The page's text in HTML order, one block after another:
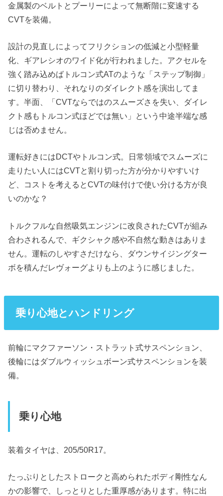
金属製のベルトとプーリーによって無断階に変速する
CVTを装備。
設計の見直しによってフリクションの低減と小型軽量
化、ギアレシオのワイド化が行われました。アクセルを
強く踏み込めばトルコン式ATのような「ステップ制御」
に切り替わり、それなりのダイレクト感を演出してま
す。半面、「CVTならではのスムーズさを失い、ダイレ
クト感もトルコン式ほどでは無い」という中途半端な感
じは否めません。
運転好きにはDCTやトルコン式。日常領域でスムーズに
走りたい人にはCVTと割り切った方が分かりやすいけ
ど、コストを考えるとCVTの味付けで使い分ける方が良
いのかな？
トルクフルな自然吸気エンジンに改良されたCVTが組み
合わされるんで、ギクシャク感や不自然な動きはありま
せん。運転のしやすさだけなら、ダウンサイジングター
ボを積んだレヴォーグよりも上のように感じました。
乗り心地とハンドリング
前輪にマクファーソン・ストラット式サスペンション、
後輪にはダブルウィッシュボーン式サスペンションを装
備。
乗り心地
装着タイヤは、205/50R17。
たっぷりとしたストロークと高められたボディ剛性なん
かの影響で、しっとりとした重厚感があります。特に出